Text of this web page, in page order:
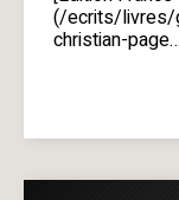
(/ecrits/livres/
christian-page…